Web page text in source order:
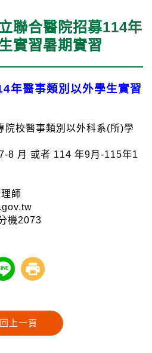
聯合醫院招募114年
實習暑期實習
年醫事類別以外學生實習
院校醫事類別以外科系(所)學
8 月 或者 114 年9月-115年1
師
機2073